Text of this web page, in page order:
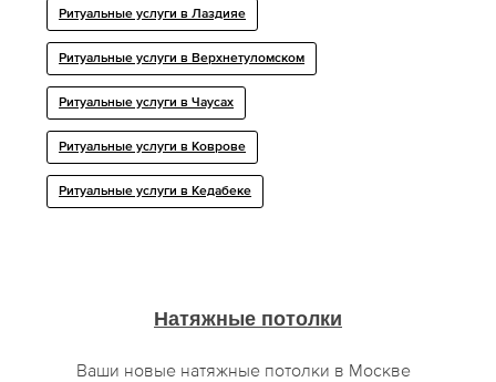
Ритуальные услуги в Лаздияе
Ритуальные услуги в Верхнетуломском
Ритуальные услуги в Чаусах
Ритуальные услуги в Коврове
Ритуальные услуги в Кедабеке
Натяжные потолки
Ваши новые натяжные потолки в Москве